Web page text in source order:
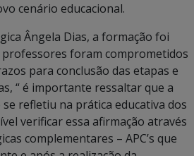
cenário educacional.
Ângela Dias, a formação foi
professores foram comprometidos
para conclusão das etapas e
“ é importante ressaltar que a
refletiu na prática educativa dos
verificar essa afirmação através
complementares – APC’s que